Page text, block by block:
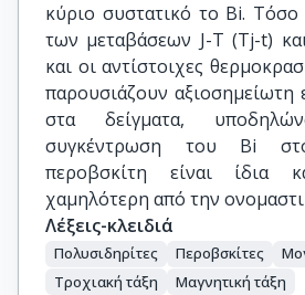
κύριο συστατικό το Bi. Τόσο
των μεταβάσεων J-T (Tj-t)
και οι αντίστοιχες
παρουσιάζουν αξιοσημείωτη
στα δείγματα,
συγκέντρωση του Bi
περοβσκίτη είναι ίδια
χαμηλότερη από την
Λέξεις-κλειδιά
Πολυσιδηρίτες Περοβσκίτες
Τροχιακή τάξη
Μαγνητική τάξη